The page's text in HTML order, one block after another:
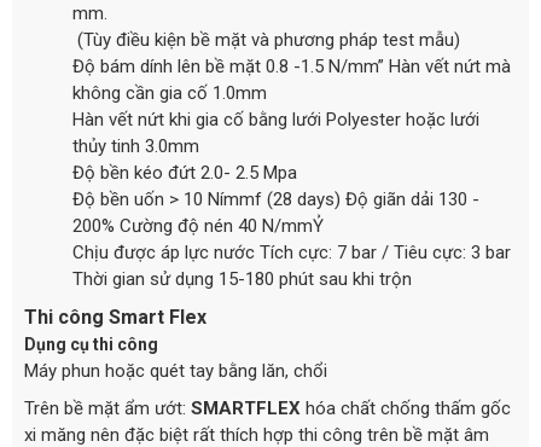
mm.
(Tùy điều kiện bề mặt và phương pháp test mẫu)
Độ bám dính lên bề mặt 0.8 -1.5 N/mm” Hàn vết nứt mà
không cần gia cố 1.0mm
Hàn vết nứt khi gia cố bằng lưới Polyester hoặc lưới
thủy tinh 3.0mm
Độ bền kéo đứt 2.0- 2.5 Mpa
Độ bền uốn > 10 Nímmf (28 days) Độ giãn dải 130 -
200% Cường độ nén 40 N/mmỶ
Chịu được áp lực nước Tích cực: 7 bar / Tiêu cực: 3 bar
Thời gian sử dụng 15-180 phút sau khi trộn
Thi công Smart Flex
Dụng cụ thi công
Máy phun hoặc quét tay bằng lăn, chổi
Trên bề mặt ẩm ướt: SMARTFLEX hóa chất chống thấm gốc
xi măng nên đặc biệt rất thích hợp thi công trên bề mặt âm